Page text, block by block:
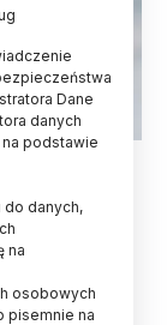
życia,
-
Dane
danych
podstawie
do danych,
na
osobowych
pisemnie na